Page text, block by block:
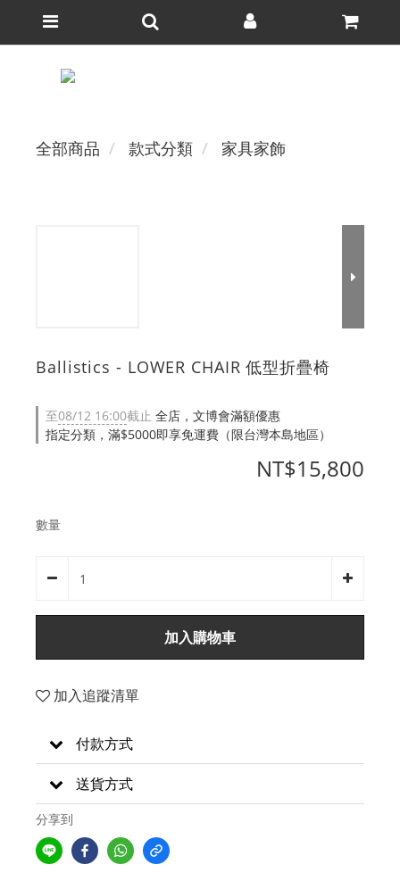
全部商品 款式分類 家具家飾
Ballistics - LOWER CHAIR 低型折疊椅
至08/12 16:00截止 全店，文博會滿額優惠
指定分類，滿$5000即享免運費（限台灣本島地區）
NT$15,800
數量
加入購物車
加入追蹤清單
付款方式
送貨方式
分享到